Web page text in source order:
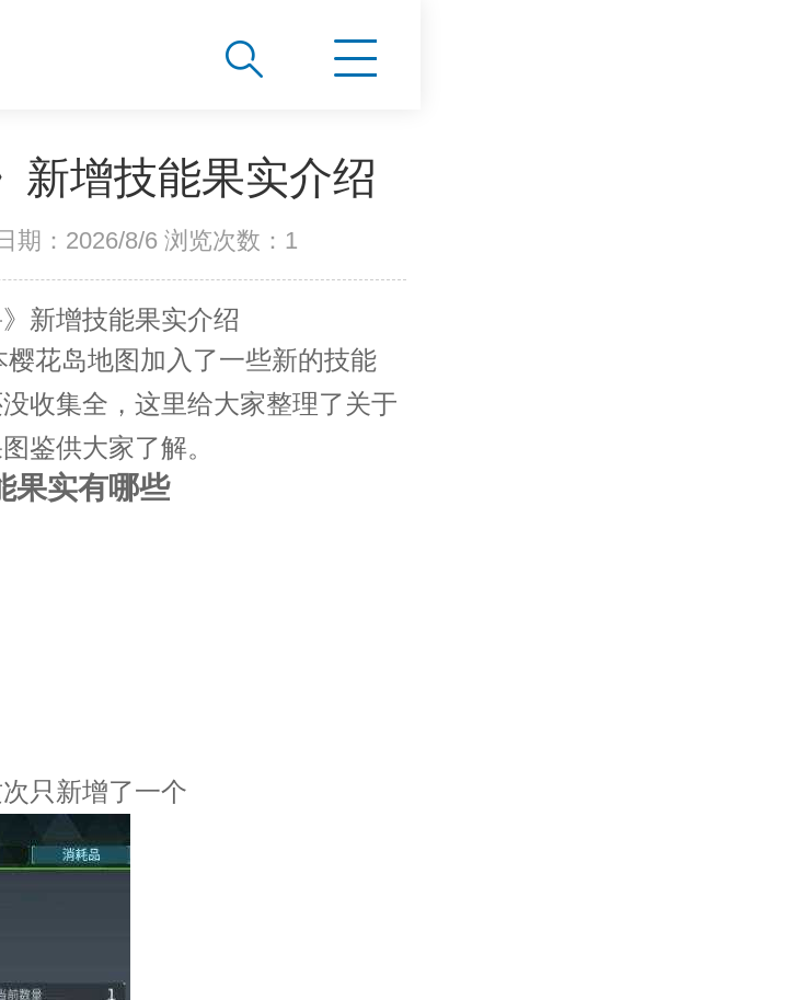
新增技能果实介绍
期：2026/8/6 浏览次数： 1
新增技能果实介绍
花岛地图加入了一些新的技能
收集全，这里给大家整理了关于
鉴供大家了解。
果实有哪些
只新增了一个